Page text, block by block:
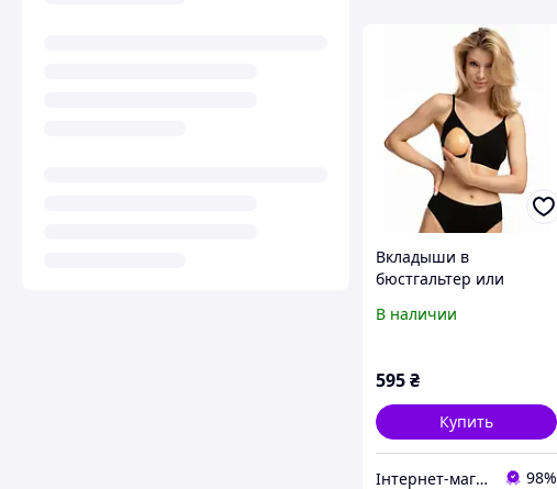
Вкладыши в
бюстгальтер или
Julimex WS-28 PUSH UP
В наличии
595₴
Купить
Інтернет-магазин "Carmen" 98%